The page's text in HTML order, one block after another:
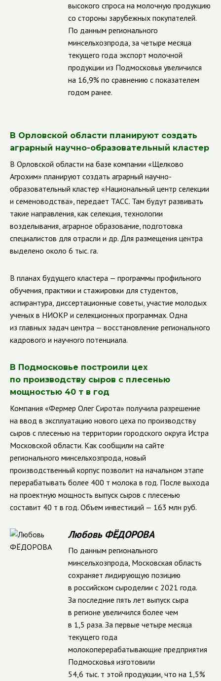
высокого спроса на молочную продукцию
со стороны зарубежных покупателей.
По данным регионального
минсельхозпрода, за четыре месяца
текущего года экспорт молочной
продукции из Подмосковья увеличился
на 16,9% по сравнению с показателем
годом ранее.
В Орловской области планируют создать
аграрный научно-образовательный кластер
В Орловской области на базе компании «Щелково
Агрохим» планируют создать аграрный научно-
образовательный кластер «Национальный центр селекции
и семеноводства», передает ТАСС. Там будут развивать
такие направления, как селекция, технологии
возделывания, аграрное образование, подготовка
специалистов для отрасли и др. Для размещения центра
выделено около 6 тыс. га.
В планах будущего кластера — программы профильного
обучения, практики и стажировки для студентов,
аспирантура, диссертационные советы, участие молодых
ученых в НИОКР и селекционных программах. Одна
из главных задач центра — восстановление регионального
кадрового и научного потенциала.
В Подмосковье построили цех
по производству сыров с плесенью
мощностью 40 т в год
Компания «Фермер Олег Сирота» получила разрешение
на ввод в эксплуатацию нового цеха по производству
сыров с плесенью на территории городского округа Истра
Московской области. Как сообщили на сайте
регионального минсельхозпрода, новый
производственный корпус позволит на начальном этапе
перерабатывать более 400 т молока в год. После выхода
на проектную мощность выпуск сыров с плесенью
составит 40 т в год. Объем инвестиций — 163 млн руб.
Любовь ФЁДОРОВА
По данным регионального
минсельхозпрода, Московская область
сохраняет лидирующую позицию
в российском сыроделии с 2021 года.
За последние пять лет выпуск сыра
в регионе увеличился более чем
в 1,5 раза. За первые четыре месяца
текущего года
молокоперерабатывающие предприятия
Подмосковья изготовили
54,6 тыс. т этой продукции, что на 1,5%